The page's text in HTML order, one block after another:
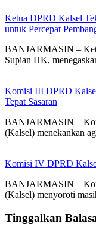
Ketua DPRD Kalsel
untuk Percepat
BANJARMASIN –
Supian HK,
Komisi III DPRD
Tepat Sasaran
BANJARMASIN –
(Kalsel) menekankan
Komisi IV DPRD
BANJARMASIN –
(Kalsel) menyoroti
Tinggalkan